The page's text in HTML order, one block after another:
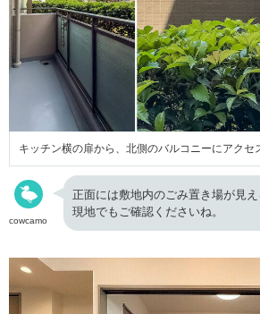
キッチン横の扉から、北側のバルコニーにアクセ
cowcamo
正面には敷地内のごみ置き場が見
現地でもご確認くださいね。